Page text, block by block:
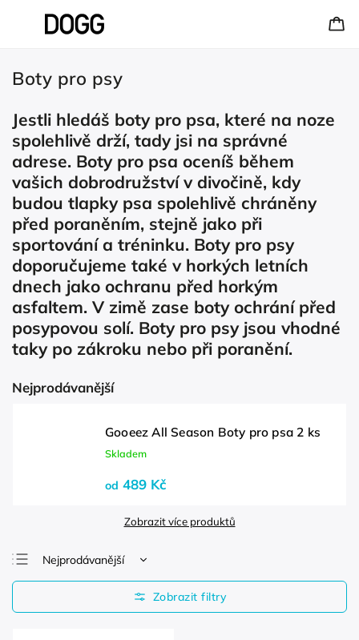
Boty pro psy
Jestli hledáš boty pro psa, které na noze
spolehlivě drží, tady jsi na správné
adrese. Boty pro psa oceníš během
vašich dobrodružství v divočině, kdy
budou tlapky psa spolehlivě chráněny
před poraněním, stejně jako při
sportování a tréninku. Boty pro psy
doporučujeme také v horkých letních
dnech jako ochranu před horkým
asfaltem. V zimě zase boty ochrání před
posypovou solí. Boty pro psy jsou vhodné
taky po zákroku nebo při poranění.
Nejprodávanější
Gooeez All Season Boty pro psa 2 ks
Skladem
od 489 Kč
Zobrazit více produktů
Nejprodávanější
Nejlevnější
Nejdražší